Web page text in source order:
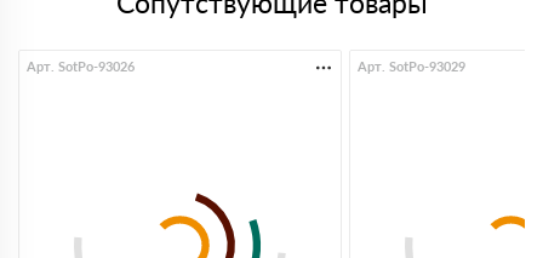
Арт. SotPo-93026 Арт. SotPo-93029